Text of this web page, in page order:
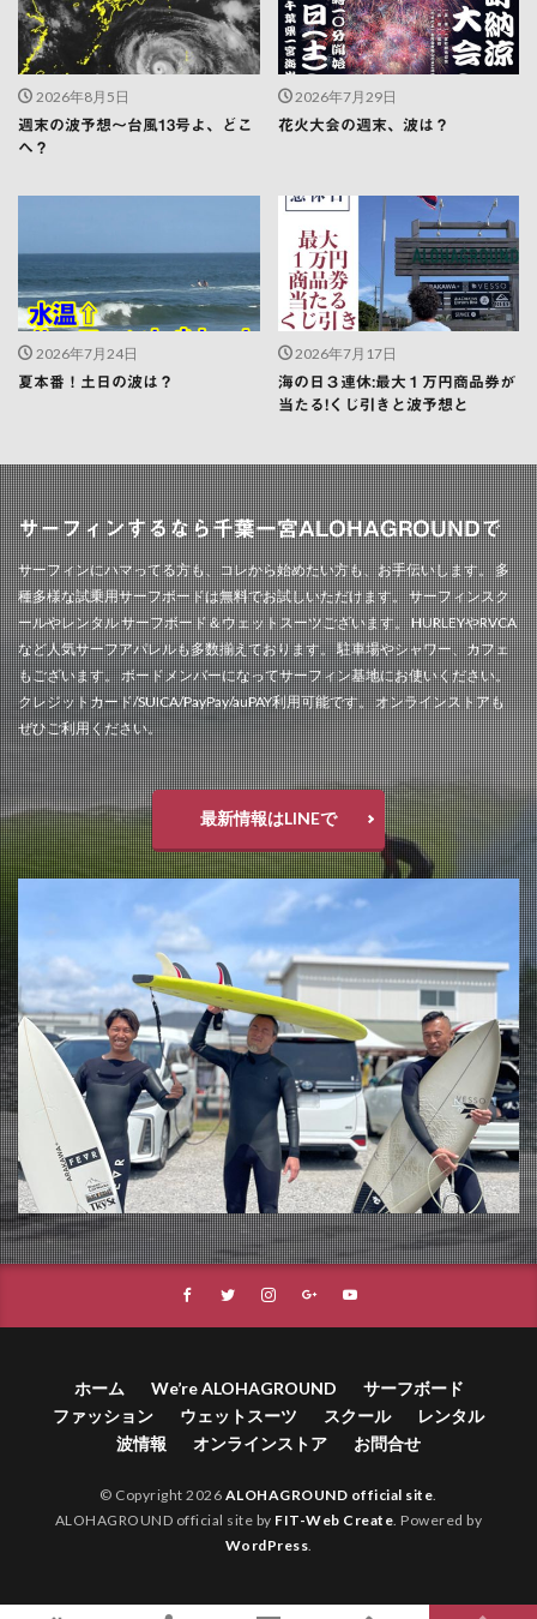
2026年8月5日
週末の波予想〜台風13号よ、どこ
へ？
2026年7月29日
花火大会の週末、波は？
2026年7月24日
夏本番！土日の波は？
2026年7月17日
海の日３連休:最大１万円商品券が
当たる!くじ引きと波予想と
サーフィンするなら千葉一宮ALOHAGROUNDで
サーフィンにハマってる方も、コレから始めたい方も、お手伝いします。 多
種多様な試乗用サーフボードは無料でお試しいただけます。 サーフィンスク
ールやレンタル サーフボード＆ウェットスーツございます。 HURLEYやRVCA
など人気サーフアパレルも多数揃えております。 駐車場やシャワー、カフェ
もございます。 ボードメンバーになってサーフィン基地にお使いください。
クレジットカード/SUICA/PayPay/auPAY利用可能です。 オンラインストアも
ぜひご利用ください。
最新情報はLINEで
ホーム We’re ALOHAGROUND
サーフボード
ファッション
ウェットスーツ スクール
レンタル
波情報
オンラインストア お問合せ
© Copyright 2026 ALOHAGROUND official site
ALOHAGROUND official site by FIT-Web Create . Powered by
WordPress